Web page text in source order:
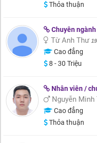
Thỏa thuận
Chuyên ngành
Từ Anh Thư
Cao đẳng
8 - 30 Triệu
Nhân viên /
Nguyễn Minh
Cao đẳng
Thỏa thuận